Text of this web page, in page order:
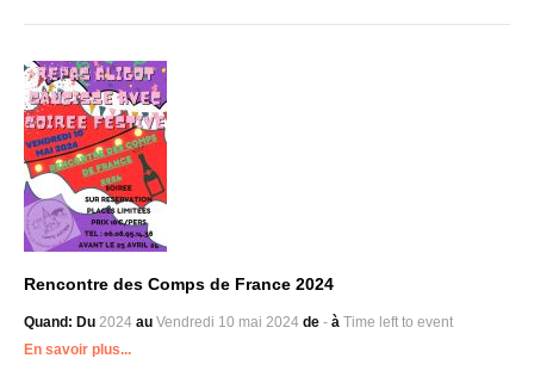
Rencontre des Comps de France 2024
Quand: Du 2024 au Vendredi 10 mai 2024 de - à Time left to event
En savoir plus...